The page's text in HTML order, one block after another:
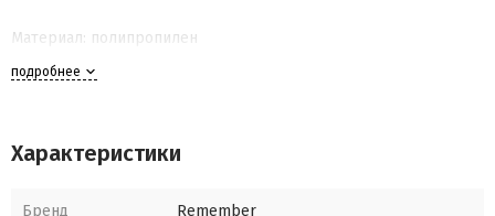
Материал: полипропилен
подробнее
Характеристики
Бренд Remember